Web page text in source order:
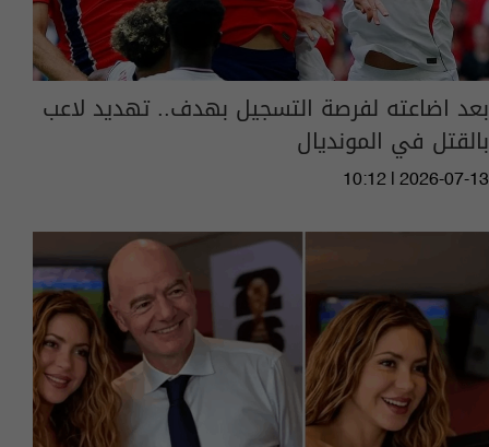
بعد اضاعته لفرصة التسجيل بهدف.. تهديد لاعب
بالقتل في المونديال
10:12 | 2026-07-13